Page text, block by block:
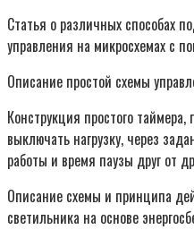
Статья о различных способах
управления на микросхемах с
Описание простой схемы
Конструкция простого
выключать нагрузку, через
работы и время паузы друг от
Описание схемы и принципа
светильника на основе